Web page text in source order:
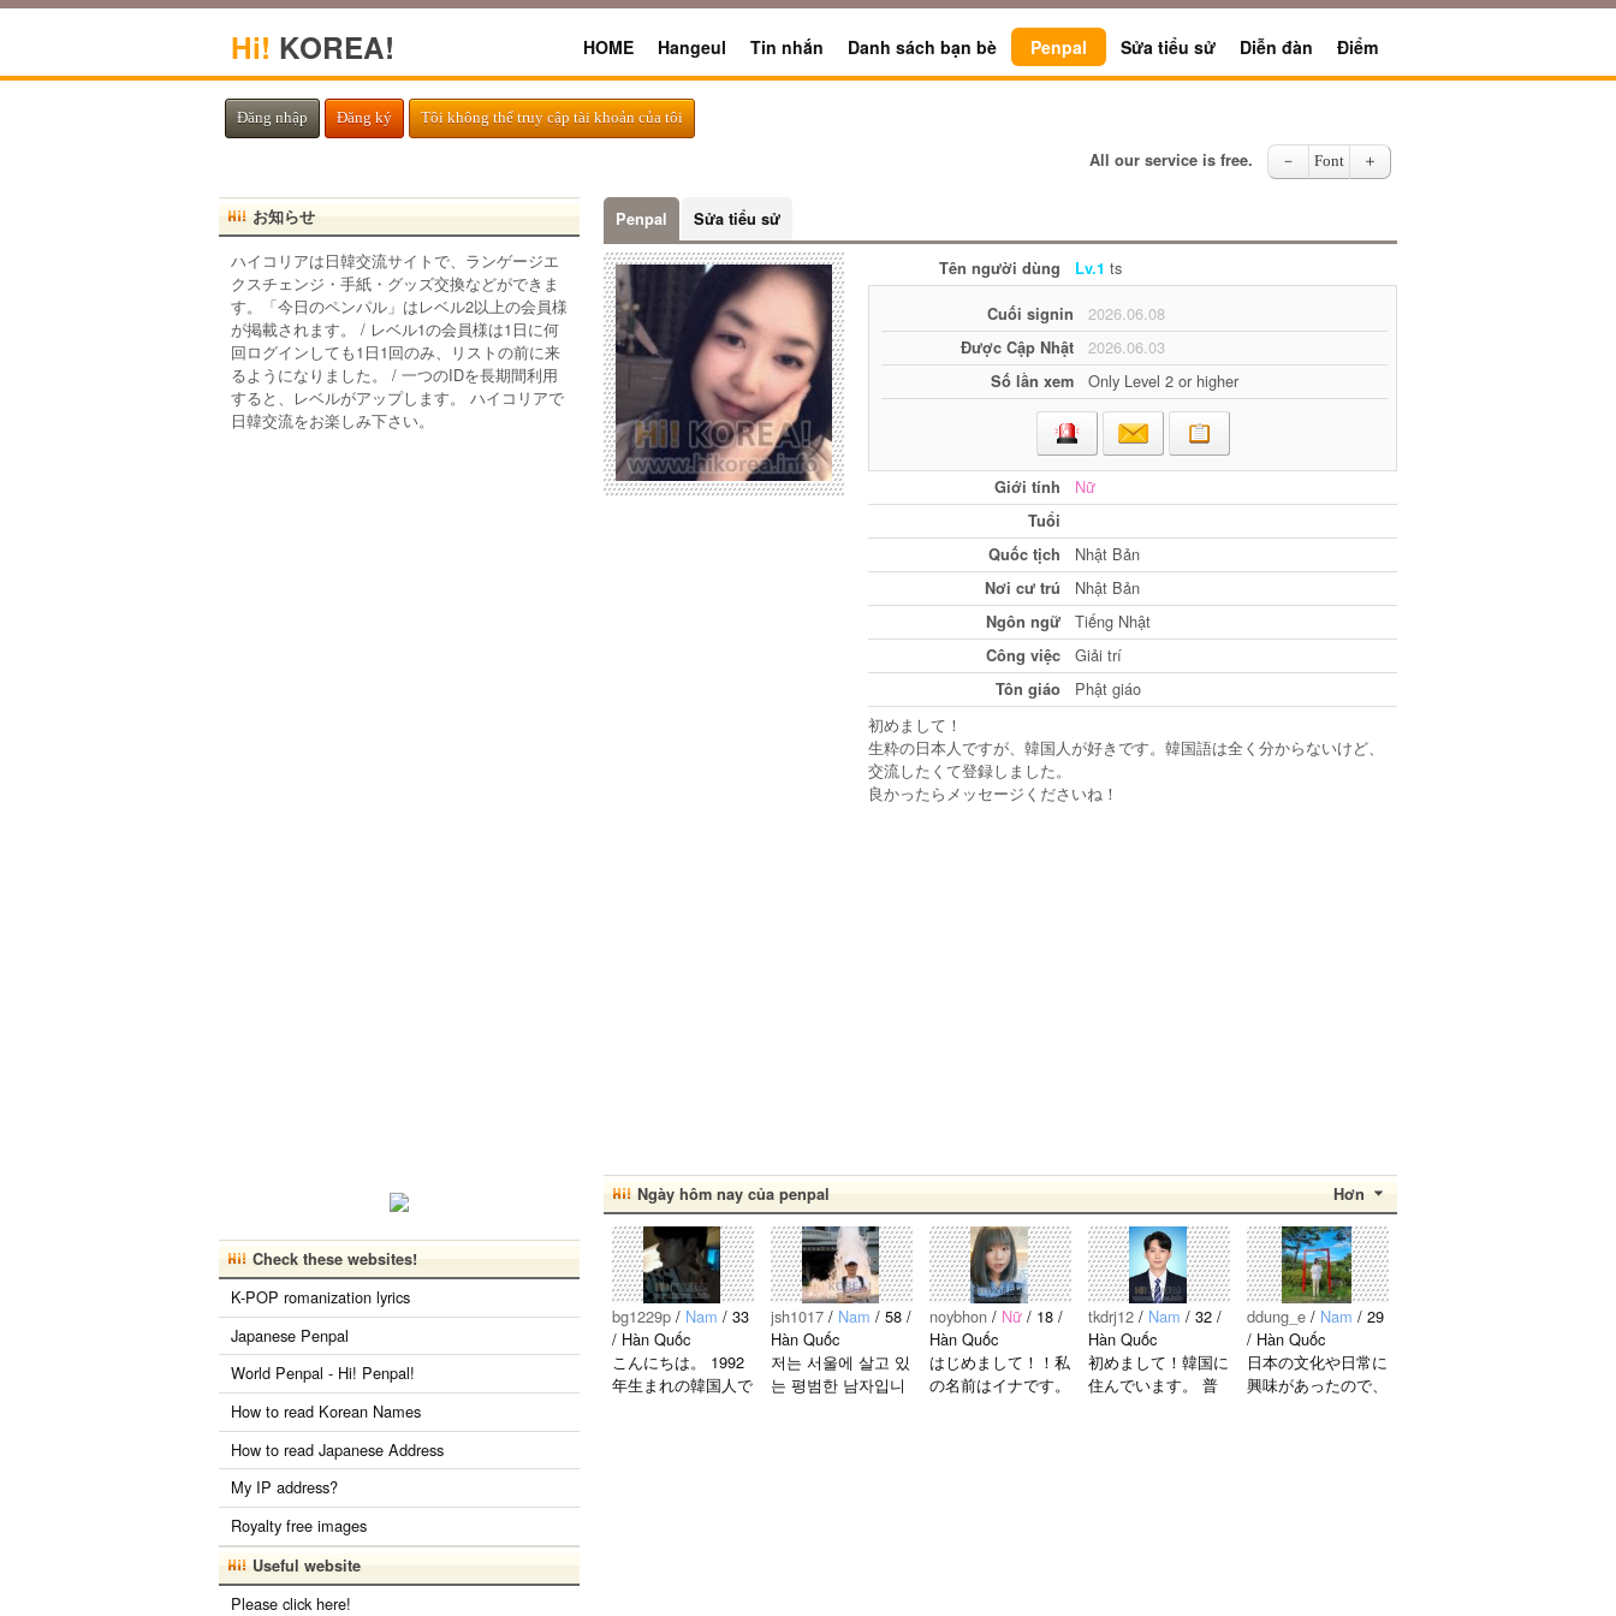
Hi! KOREA! HOME Hangeul Tin nhắn Danh sách bạn bè Penpal Sửa tiểu sử Diễn đàn Điểm
Đăng nhập Đăng ký Tôi không thể truy cập tài khoản của tôi
All our service is free. － Font ＋
お知らせ
ハイコリアは日韓交流サイトで、ランゲージエ
クスチェンジ・手紙・グッズ交換などができま
す。「今日のペンパル」はレベル2以上の会員様
が掲載されます。 / レベル1の会員様は1日に何
回ログインしても1日1回のみ、リストの前に来
るようになりました。 / 一つのIDを長期間利用
すると、レベルがアップします。 ハイコリアで
日韓交流をお楽しみ下さい。
Penpal Sửa tiểu sử
Tên người dùng Lv.1 ts
Cuối signin 2026.06.08
Được Cập Nhật 2026.06.03
Số lần xem Only Level 2 or higher
Giới tính Nữ
Tuổi
Quốc tịch
Nhật Bản
Nơi cư trú Nhật Bản
Ngôn ngữ Tiếng Nhật
Công việc Giải trí
Tôn giáo
Phật giáo
初めまして！
生粋の日本人ですが、韓国人が好きです。韓国語は全く分からないけど、
交流したくて登録しました。
良かったらメッセージくださいね！
Hơn
Ngày hôm nay của penpal
bg1229p / Nam / 33
/ Hàn Quốc
こんにちは。 1992
年生まれの韓国人で
jsh1017 / Nam / 58 /
Hàn Quốc
저는 서울에 살고 있
는 평범한 남자입니
noybhon / Nữ/ 18 /
Hàn Quốc
はじめまして！！私
の名前はイナです。
tkdrj12 / Nam / 32 /
Hàn Quốc
初めまして！韓国に
住んでいます。 ​普
ddung_e / Nam / 29
/ Hàn Quốc
日本の文化や日常に
興味があったので、
Check these websites!
K-POP romanization lyrics
Japanese Penpal
World Penpal - Hi! Penpal!
How to read Korean Names
How to read Japanese Address
My IP address?
Royalty free images
Useful website
Please click here!